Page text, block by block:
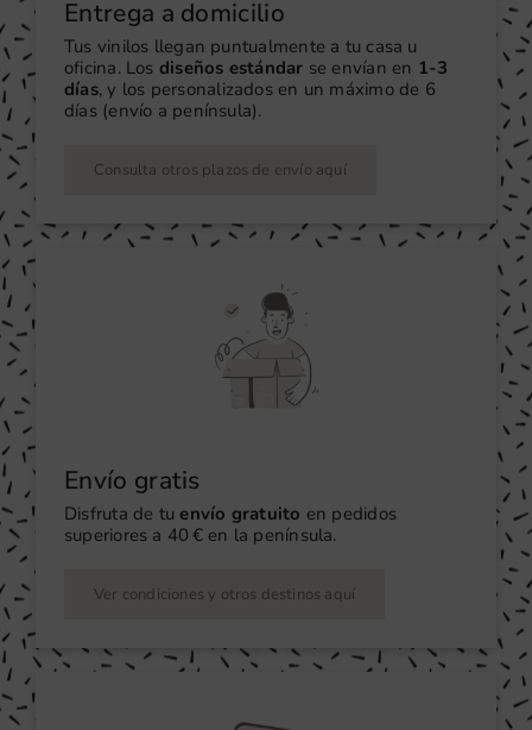
Entrega a domicilio
Tus vinilos llegan puntualmente a tu casa u
oficina. Los diseños estándar se envían en 1-3
días, y los personalizados en un máximo de 6
días (envío a península).
Consulta otros plazos de envío aquí
Envío gratis
Disfruta de tu envío gratuito en pedidos
superiores a 40 € en la península.
Ver condiciones y otros destinos aquí